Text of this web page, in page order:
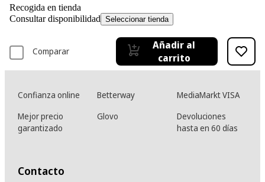
Recogida en tienda
Consultar disponibilidad Seleccionar tienda
Comparar
Añadir al
carrito
Confianza online Betterway
MediaMarkt VISA
Mejor precio
garantizado
Glovo
Devoluciones
hasta en 60 días
Contacto